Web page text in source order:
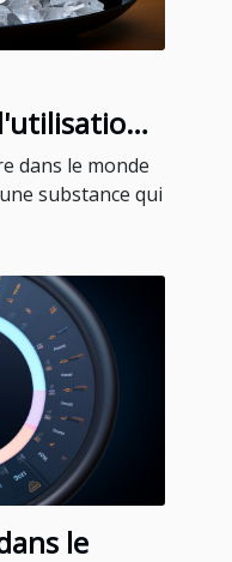
dans le monde
substance qui
le